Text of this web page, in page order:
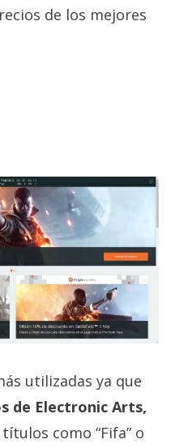
de los mejores
utilizadas ya que
de Electronic Arts,
como “Fifa” o